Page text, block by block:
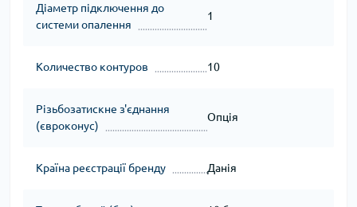
Діаметр підключення до
системи опалення
1
Количество контуров 10
Різьбозатискне з'єднання
(євроконус)
Опція
Країна реєстрації бренду Данія